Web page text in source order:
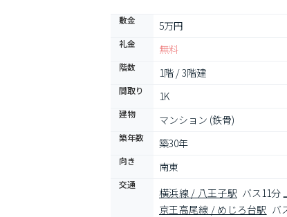
敷金 5万円
礼金 無料
階数 1階 / 3階建
間取り 1K
建物 マンション (鉄骨)
築年数 築30年
向き 南東
交通
横浜線 / 八王子駅 バス11分
京王高尾線 / めじろ台駅 バ